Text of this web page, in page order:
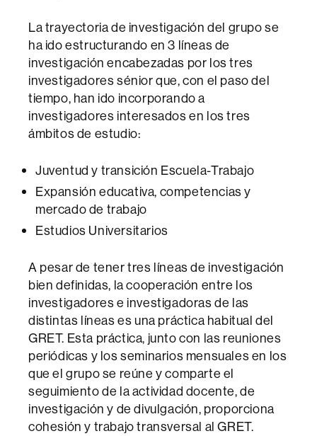
La trayectoria de investigación del grupo se
ha ido estructurando en 3 líneas de
investigación encabezadas por los tres
investigadores sénior que, con el paso del
tiempo, han ido incorporando a
investigadores interesados en los tres
ámbitos de estudio:
Juventud y transición Escuela-Trabajo
Expansión educativa, competencias y
mercado de trabajo
Estudios Universitarios
A pesar de tener tres líneas de investigación
bien definidas, la cooperación entre los
investigadores e investigadoras de las
distintas líneas es una práctica habitual del
GRET. Esta práctica, junto con las reuniones
periódicas y los seminarios mensuales en los
que el grupo se reúne y comparte el
seguimiento de la actividad docente, de
investigación y de divulgación, proporciona
cohesión y trabajo transversal al GRET.